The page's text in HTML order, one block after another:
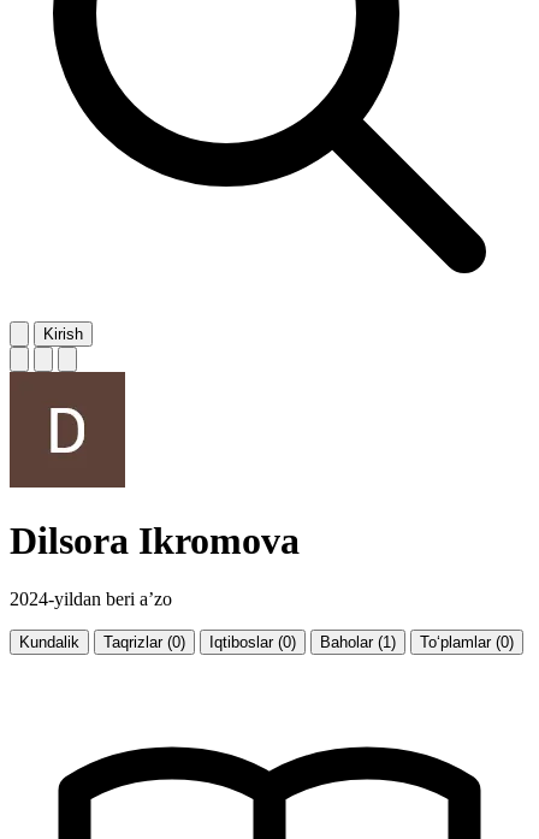
Kirish
Dilsora Ikromova
2024-yildan beri a’zo
Kundalik Taqrizlar (0) Iqtiboslar (0) Baholar (1) To‘plamlar (0)